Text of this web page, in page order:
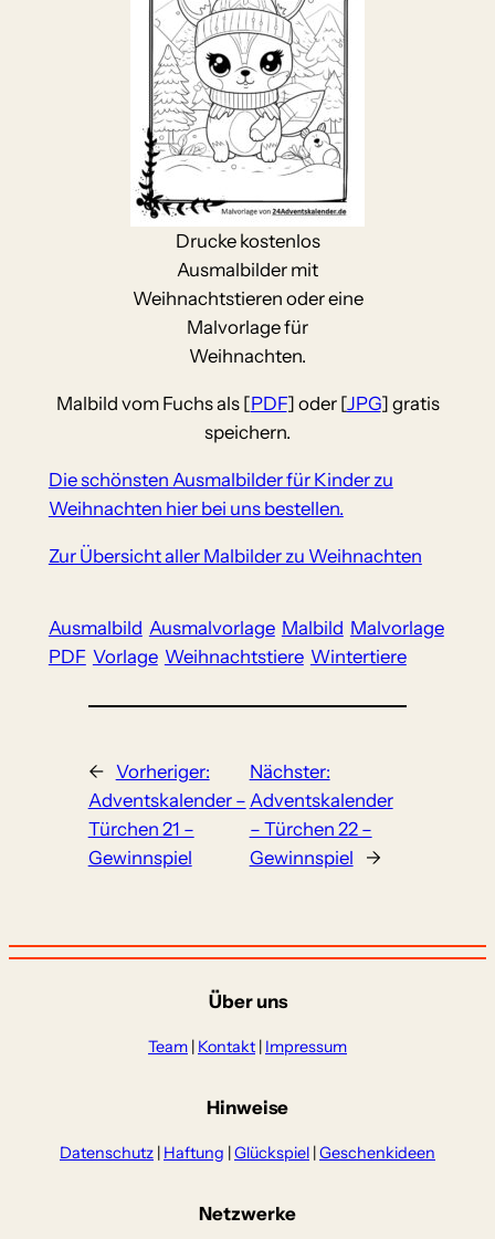
Drucke kostenlos
Ausmalbilder mit
Weihnachtstieren oder eine
Malvorlage für
Weihnachten.
Malbild vom Fuchs als [PDF] oder [JPG] gratis
speichern.
Die schönsten Ausmalbilder für Kinder zu
Weihnachten hier bei uns bestellen.
Zur Übersicht aller Malbilder zu Weihnachten
Ausmalbild Ausmalvorlage Malbild Malvorlage
PDF Vorlage Weihnachtstiere Wintertiere
← Vorheriger:
Adventskalender –
Türchen 21 –
Gewinnspiel
Nächster:
Adventskalender
– Türchen 22 –
Gewinnspiel
→
Über uns
Team | Kontakt | Impressum
Hinweise
Datenschutz | Haftung |Glückspiel |Geschenkideen
Netzwerke